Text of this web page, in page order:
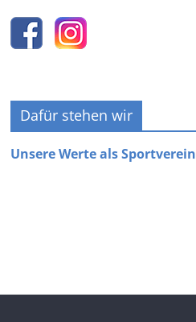
Dafür stehen wir
Unsere Werte als Sportverein